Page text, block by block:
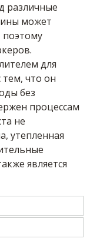
различные
может
для
тем, что он
без
процессам
не
утепленная
является